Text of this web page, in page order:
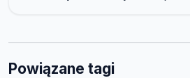
Powiązane tagi